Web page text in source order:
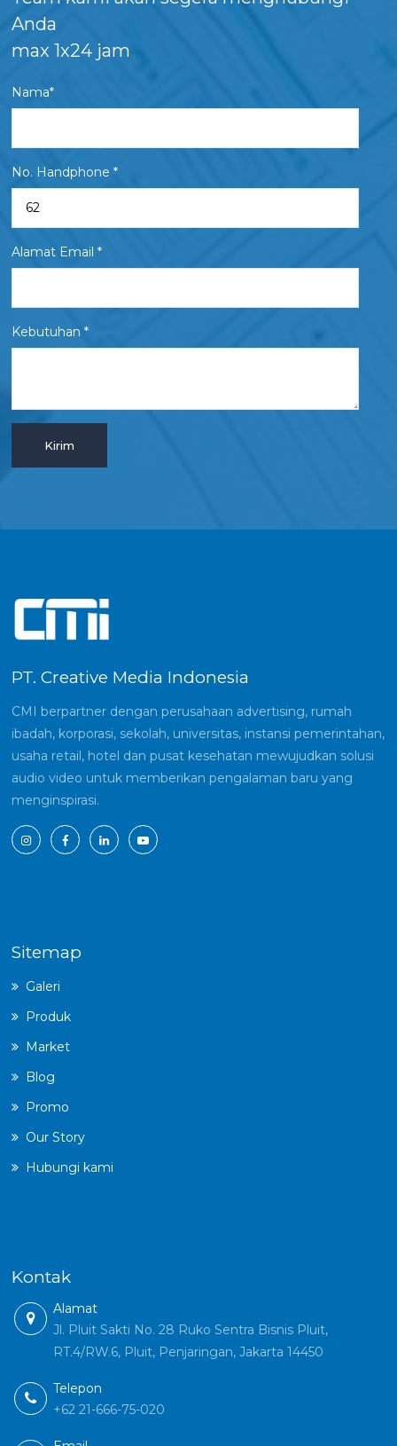
Anda
max 1x24 jam
Nama*
No. Handphone *
Alamat Email *
Kebutuhan *
PT. Creative Media Indonesia
CMI berpartner dengan perusahaan advertising, rumah
ibadah, korporasi, sekolah, universitas, instansi pemerintahan,
usaha retail, hotel dan pusat kesehatan mewujudkan solusi
audio video untuk memberikan pengalaman baru yang
menginspirasi.
Sitemap
Galeri
Produk
Market
Blog
Promo
Our Story
Hubungi kami
Kontak
Alamat
Jl. Pluit Sakti No. 28 Ruko Sentra Bisnis Pluit,
RT.4/RW.6, Pluit, Penjaringan, Jakarta 14450
Telepon
+62 21-666-75-020